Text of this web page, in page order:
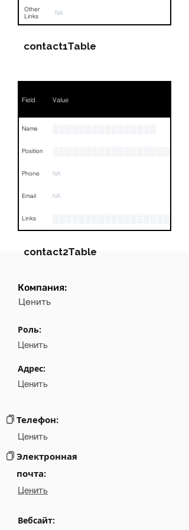
Other
Links
NA
contact1Table
Field Value
Name ░░░░░░░░░░░░░░░░
Position
Phone NA
Email NA
Links
contact2Table
Field
Email
Компания:
Ценить
Роль:
Ценить
Адрес:
Ценить
Телефон:
Ценить
Электронная
почта:
Ценить
Вебсайт: